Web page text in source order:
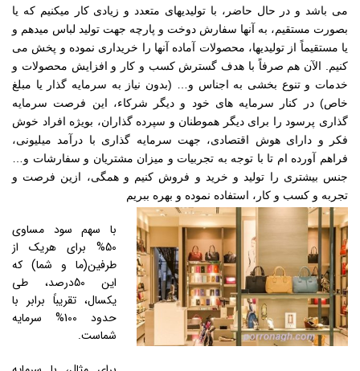
می باشد و در حال حاضر، با تولیدیهای متعدد و زیادی کار میکنیم که یا
بصورت مستقیم، به آنها سفارش دوخت و پارچه جهت تولید لباس میدهم و
یا مستقیماً از تولیدیها، محصولات آماده آنها را خریداری نموده و پخش می
کنیم. الآن هم صرفاً با هدف گسترش کسب و کار و افزایش محصولات و
خدمات و تنوع بخشی به اجناس و… (بدون نیاز به سرمایه گذار یا مبلغ
خاص) در کنار سرمایه های خود و دیگر شرکاء، این فرصت سرمایه
گذاری پرسود را برای دیگر هموطنان و سپرده گذاران، بویژه افراد خوش
فکر و دارای هوش اقتصادی، جهت سرمایه گذاری با درآمد میلیونی،
فراهم آورده ام تا با توجه به تجربیات و میزان مشتریان و سفارشات و…
جنس بیشتری را تولید و خرید و فروش کنیم و همگی، ازین فرصت و
تجربه و کسب و کار، استفاده نموده و بهره ببریم
با سهم سود مساوی
50% برای هریک از
طرفین(ما و شما) که
این 50درصد، طی
یکسال، تقریباً برابر با
حدود 100% سرمایه
شماست.